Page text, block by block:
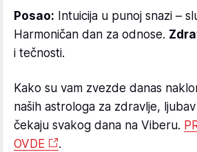
Posao: Intuicija u punoj snazi –
Harmoničan dan za odnose.
i tečnosti.
Kako su vam zvezde danas
naših astrologa za zdravlje,
čekaju svakog dana na Viberu.
OVDE
.